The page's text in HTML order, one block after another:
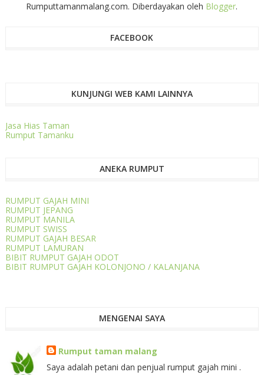
Rumputtamanmalang.com. Diberdayakan oleh Blogger.
FACEBOOK
KUNJUNGI WEB KAMI LAINNYA
Jasa Hias Taman
Rumput Tamanku
ANEKA RUMPUT
RUMPUT GAJAH MINI
RUMPUT JEPANG
RUMPUT MANILA
RUMPUT SWISS
RUMPUT GAJAH BESAR
RUMPUT LAMURAN
BIBIT RUMPUT GAJAH ODOT
BIBIT RUMPUT GAJAH KOLONJONO / KALANJANA
MENGENAI SAYA
Rumput taman malang
Saya adalah petani dan penjual rumput gajah mini .